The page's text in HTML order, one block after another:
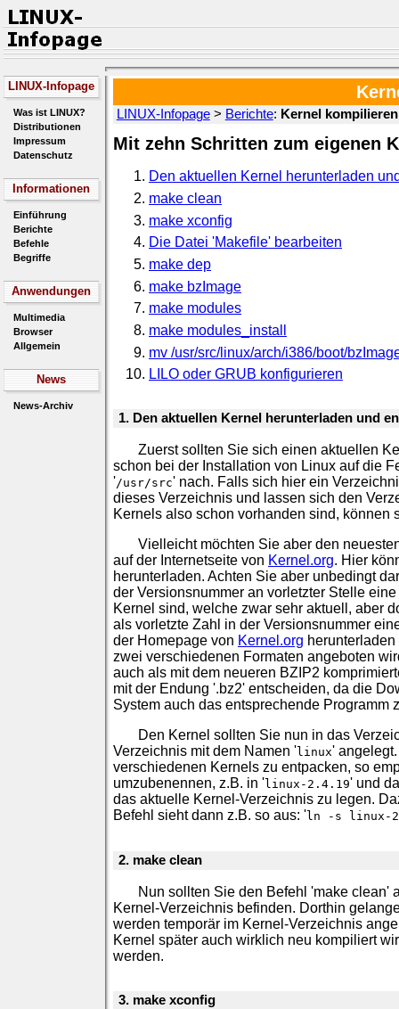
LINUX-Infopage
Was ist LINUX?
Distributionen
Impressum
Datenschutz
Informationen
Einführung
Berichte
Befehle
Begriffe
Anwendungen
Multimedia
Browser
Allgemein
News
News-Archiv
LINUX-Infopage> Berichte: Kernel kompilieren
Mit zehn Schritten zum eigenen
Den aktuellen Kernel herunterladen
make clean
make xconfig
Die Datei 'Makefile' bearbeiten
make dep
make bzImage
make modules
make modules_install
mv /usr/src/linux/arch/i386/boot/
LILO oder GRUB konfigurieren
1. Den aktuellen Kernel herunterladen und
Zuerst sollten Sie sich einen aktuellen
schon bei der Installation von Linux auf die
'/usr/src' nach. Falls sich hier ein
dieses Verzeichnis und lassen sich den
Kernels also schon vorhanden sind, können
Vielleicht möchten Sie aber den
auf der Internetseite von Kernel.org. Hier
herunterladen. Achten Sie aber unbedingt
der Versionsnummer an vorletzter Stelle
Kernel sind, welche zwar sehr aktuell, aber
als vorletzte Zahl in der Versionsnummer
der Homepage von Kernel.org
zwei verschiedenen Formaten angeboten
auch als mit dem neueren BZIP2
mit der Endung '.bz2' entscheiden, da die
System auch das entsprechende Programm
Den Kernel sollten Sie nun in das
Verzeichnis mit dem Namen 'linux'
verschiedenen Kernels zu entpacken, so
umzubenennen, z.B. in 'linux-2.4.19' und
das aktuelle Kernel-Verzeichnis zu legen.
Befehl sieht dann z.B. so aus: 'ln -s linux-
2. make clean
Nun sollten Sie den Befehl 'make clean'
Kernel-Verzeichnis befinden. Dorthin
werden temporär im Kernel-Verzeichnis
Kernel später auch wirklich neu kompiliert
werden.
3. make xconfig